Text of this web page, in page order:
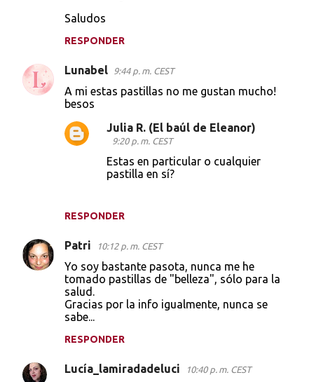
a
r
Saludos
RESPONDER
Lunabel 9:44 p. m. CEST
A mi estas pastillas no me gustan mucho!
besos
RESPONDER
Julia R. (El baúl de Eleanor)
9:20 p. m. CEST
Estas en particular o cualquier
pastilla en sí?
Patri 10:12 p. m. CEST
Yo soy bastante pasota, nunca me he
tomado pastillas de "belleza", sólo para la
salud.
Gracias por la info igualmente, nunca se
sabe...
RESPONDER
Lucía_lamiradadeluci 10:40 p. m. CEST